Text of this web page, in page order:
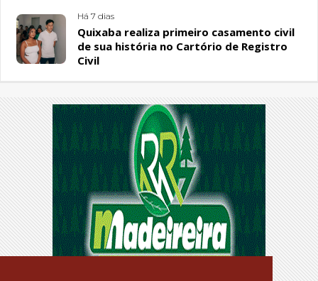
Há 7 dias
Quixaba realiza primeiro casamento civil
de sua história no Cartório de Registro
Civil